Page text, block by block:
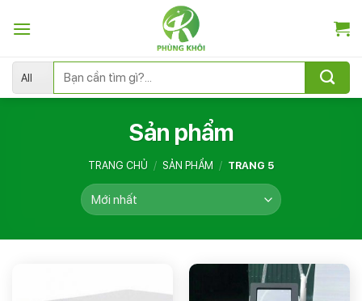
kiếm:
Sản phẩm
TRANG CHỦ / SẢN PHẨM / TRANG 5